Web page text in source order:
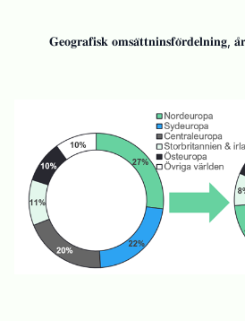
𝐆𝐞𝐨𝐠𝐫𝐚𝐟𝐢𝐬𝐤 𝐨𝐦𝐬𝐚̈𝐭𝐭𝐧𝐢𝐧𝐬𝐟𝐨̈𝐫𝐝𝐞𝐥𝐧𝐢𝐧𝐠,